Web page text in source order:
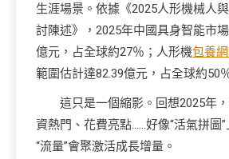
生涯場景。依據《2025人形機械人
討陳述》，2025年中國具身智能市
億元，占全球約27％；人形機包養
範圍估計達82.39億元，占全球約50
這只是一個縮影。回想2025年
資熱門、花費亮點……好像“活氣拼圖
“流量”會聚激活成長增量。